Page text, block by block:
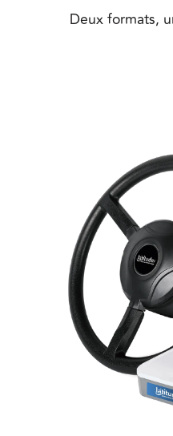
Deux formats,